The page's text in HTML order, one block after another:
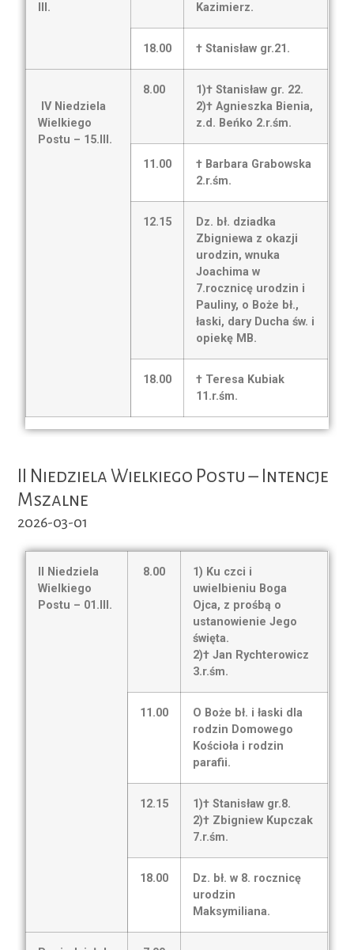
III.
Kazimierz.
18.00 † Stanisław gr.21.
IV Niedziela
Wielkiego
Postu – 15.III.
8.00
1)† Stanisław gr. 22.
2)† Agnieszka Bienia,
z.d. Beńko 2.r.śm.
11.00
† Barbara Grabowska
2.r.śm.
12.15
Dz. bł. dziadka
Zbigniewa z okazji
urodzin, wnuka
Joachima w
7.rocznicę urodzin i
Pauliny, o Boże bł.,
łaski, dary Ducha św. i
opiekę MB.
18.00
† Teresa Kubiak
11.r.śm.
II Niedziela Wielkiego Postu – Intencje
Mszalne
2026-03-01
II Niedziela
Wielkiego
Postu – 01.III.
8.00
1) Ku czci i
uwielbieniu Boga
Ojca, z prośbą o
ustanowienie Jego
święta.
2)† Jan Rychterowicz
3.r.śm.
11.00
O Boże bł. i łaski dla
rodzin Domowego
Kościoła i rodzin
parafii.
12.15
1)† Stanisław gr.8.
2)† Zbigniew Kupczak
7.r.śm.
18.00
Dz. bł. w 8. rocznicę
urodzin
Maksymiliana.